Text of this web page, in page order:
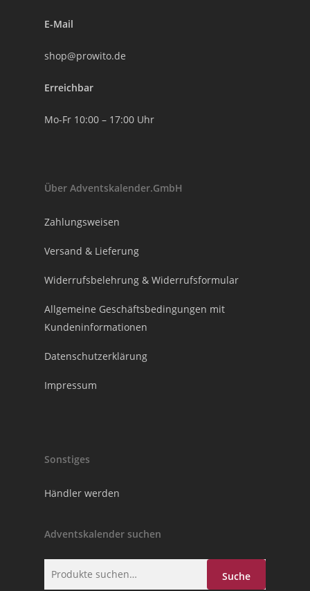
E-Mail
shop@prowito.de
Erreichbar
Mo-Fr 10:00 – 17:00 Uhr
Über Adventskalender.GmbH
Zahlungsweisen
Versand & Lieferung
Widerrufsbelehrung & Widerrufsformular
Allgemeine Geschäftsbedingungen mit
Kundeninformationen
Datenschutzerklärung
Impressum
Sonstiges
Händler werden
Adventskalender suchen
Suche
Suche